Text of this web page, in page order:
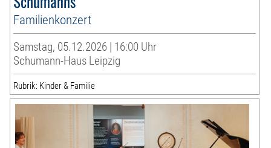
Familienkonzert
Samstag, 05.12.2026 | 16:00 Uhr
Schumann-Haus Leipzig
Rubrik: Kinder & Familie